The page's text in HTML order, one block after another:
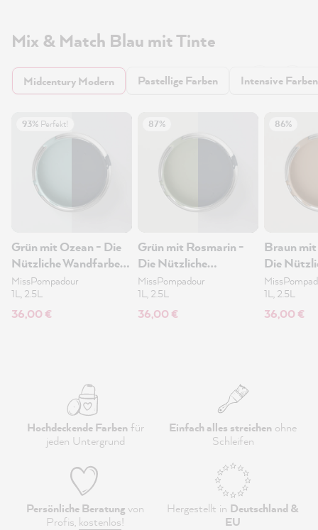
Mix & Match Blau mit Tinte
Midcentury Modern Pastellige Farben Intensive Farben
93% Perfekt!
Grün mit Ozean - Die
Nützliche Wandfarbe
1L
MissPompadour
1L, 2.5L
36,00 €
87%
Grün mit Rosmarin -
Die Nützliche
Wandfarbe 1L
MissPompadour
1L, 2.5L
36,00 €
86%
Braun
Die
1L, 2.5L
36,00 €
Hochdeckende Farbenfür
jeden Untergrund
Einfach alles streichen ohne
Schleifen
Persönliche Beratungvon
Profis, kostenlos!
Hergestellt in Deutschland &
EU